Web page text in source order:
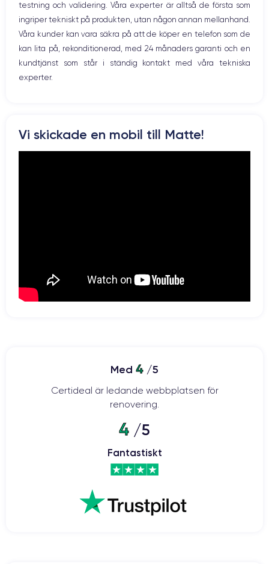
Résolution vidéo
4K - 3840 x 2160 px
Recharge rapide
Oui, 20W
Batterie Type de SIM
Pour découvrir en détail les caractéristiques de ce smartphone,
testning och validering. Våra experter är alltså de första som
ingriper tekniskt på produkten, utan någon annan mellanhand.
Våra kunder kan vara säkra på att de köper en telefon som de
kan lita på, rekonditionerad, med 24 månaders garanti och en
kundtjänst som står i ständig kontakt med våra tekniska
experter.
Vi skickade en mobil till Matte!
Med 4 /5
Certideal är ledande webbplatsen för
renovering.
4 /5
Fantastiskt